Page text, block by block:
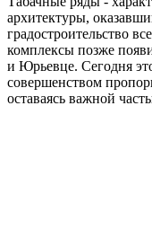
архитектуры,
градостроительство
комплексы позже
и Юрьевце. Сегодня
совершенством
оставаясь важной